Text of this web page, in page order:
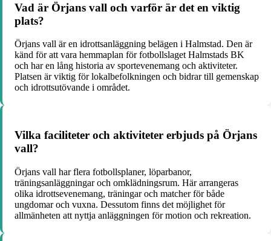
Vad är Örjans vall och varför är det en viktig
plats?
Örjans vall är en idrottsanläggning belägen i Halmstad. Den är
känd för att vara hemmaplan för fotbollslaget Halmstads BK
och har en lång historia av sportevenemang och aktiviteter.
Platsen är viktig för lokalbefolkningen och bidrar till gemenskap
och idrottsutövande i området.
Vilka faciliteter och aktiviteter erbjuds på Örjans
vall?
Örjans vall har flera fotbollsplaner, löparbanor,
träningsanläggningar och omklädningsrum. Här arrangeras
olika idrottsevenemang, träningar och matcher för både
ungdomar och vuxna. Dessutom finns det möjlighet för
allmänheten att nyttja anläggningen för motion och rekreation.